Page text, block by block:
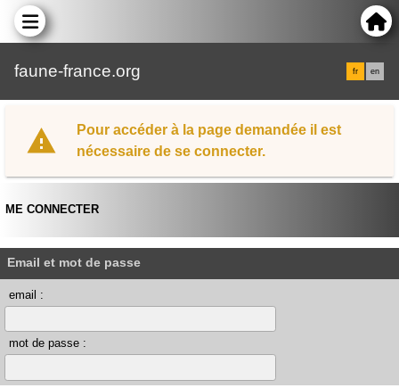
faune-france.org fr en
Pour accéder à la page demandée il est
nécessaire de se connecter.
ME CONNECTER
Email et mot de passe
email :
mot de passe :